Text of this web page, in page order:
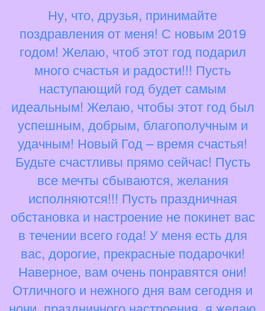
Ну, что, друзья, принимайте
поздравления от меня! С новым 2019
годом! Желаю, чтоб этот год подарил
много счастья и радости!!! Пусть
наступающий год будет самым
идеальным! Желаю, чтобы этот год был
успешным, добрым, благополучным и
удачным! Новый Год – время счастья!
Будьте счастливы прямо сейчас! Пусть
все мечты сбываются, желания
исполняются!!! Пусть праздничная
обстановка и настроение не покинет вас
в течении всего года! У меня есть для
вас, дорогие, прекрасные подарочки!
Наверное, вам очень понравятся они!
Отличного и нежного дня вам сегодня и